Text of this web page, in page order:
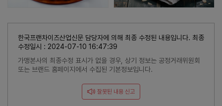
한국프랜차이즈산업신문 담당자에 의해 최종 수정된 내용입니다. 최종
수정일시 : 2024-07-10 16:47:39
가맹본사의 최종수정 표시가 없을 경우, 상기 정보는 공정거래위원회
또는 브랜드 홈페이지에서 수집된 기본정보입니다.
잘못된 내용 신고